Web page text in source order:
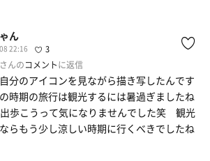
ん
22:16 3
さんのコメントに返信
分のアイコンを見ながら描き写したんです
時期の旅行は観光するには暑過ぎましたね
歩こうって気になりませんでした笑 観光
らもう少し涼しい時期に行くべきでしたね